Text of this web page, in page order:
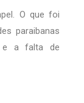
O que foi
paraibanas
e a falta de